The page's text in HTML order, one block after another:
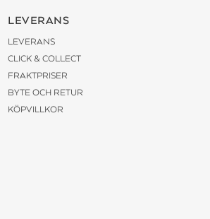
LEVERANS
LEVERANS
CLICK & COLLECT
FRAKTPRISER
BYTE OCH RETUR
KÖPVILLKOR